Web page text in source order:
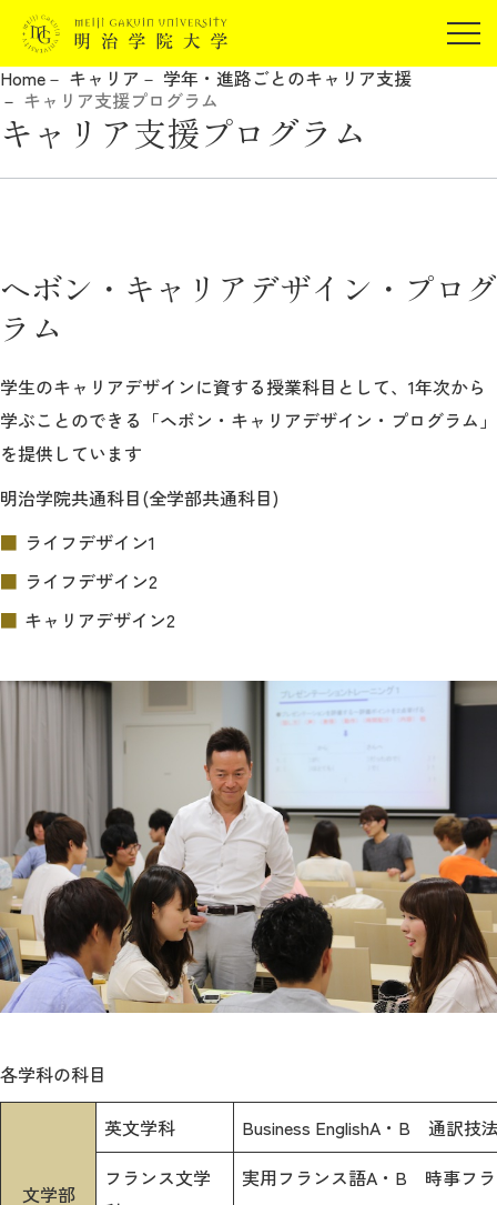
在学生の方
卒業生の方
報道関係の方
卒業生の方
保証人の方
企業・研究者の方
明治学院大学について
教育
研究
学生生活
キャリア
生涯学習・社会連携
入試情報サイト
MGグッズ オンラインショップ
（外部サイト）
Home キャリア
学年・進路ごとのキャリア支援
キャリア支援プログラム
キャリア支援プログラム
ヘボン・キャリアデザイン・プログ
ラム
学生のキャリアデザインに資する授業科目として、1年次から
学ぶことのできる「ヘボン・キャリアデザイン・プログラム」
を提供しています
明治学院共通科目(全学部共通科目)
ライフデザイン1
ライフデザイン2
キャリアデザイン2
各学科の科目
文学部
英文学科
Business EnglishA・B 通訳技
フランス文学
実用フランス語A・B 時事フ